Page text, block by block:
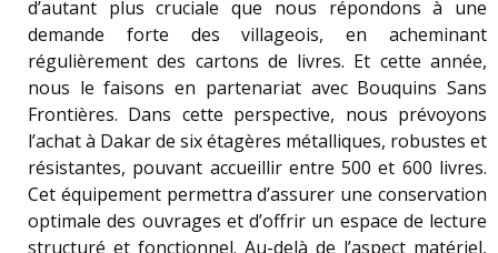
d’autant plus cruciale que nous répondons à une
demande forte des villageois, en acheminant
régulièrement des cartons de livres. Et cette année,
nous le faisons en partenariat avec Bouquins Sans
Frontières. Dans cette perspective, nous prévoyons
l’achat à Dakar de six étagères métalliques, robustes et
résistantes, pouvant accueillir entre 500 et 600 livres.
Cet équipement permettra d’assurer une conservation
optimale des ouvrages et d’offrir un espace de lecture
structuré et fonctionnel. Au-delà de l’aspect matériel,